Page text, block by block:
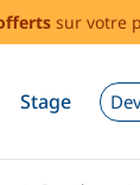
sur votre
Stage